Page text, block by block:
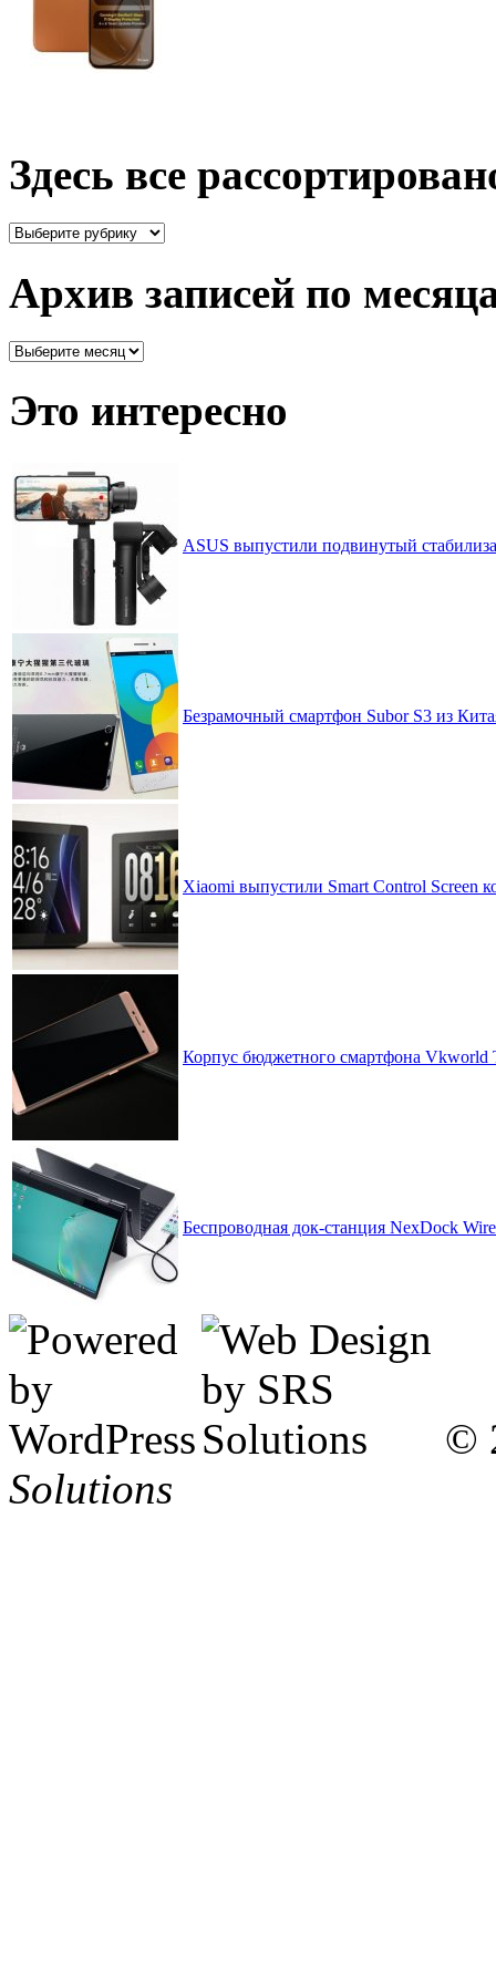
Здесь все
Здесь
Архив записей по
Архив
месяцам
Это интересно
ASUS выпустили подвинутый
Безрамочный смартфон Subor S3 из
Xiaomi выпустили Smart Control Screen
Корпус бюджетного смартфона Vkworld
Беспроводная док-станция NexDock
©
Solutions